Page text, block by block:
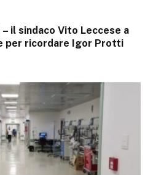
– il sindaco Vito Leccese a
per ricordare Igor Protti